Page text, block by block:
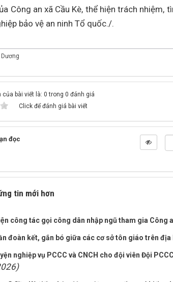
Công an xã Cầu Kè, thể hiện trách
bảo vệ an ninh Tổ quốc./.
của bài viết là: 0 trong 0 đánh giá
Click để đánh giá bài viết
đọc
tin mới hơn
công tác gọi công dân nhập ngũ tham gia Công
đoàn kết, gắn bó giữa các cơ sở tôn giáo trên
nghiệp vụ PCCC và CNCH cho đội viên Đội